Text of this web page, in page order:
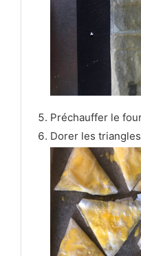
Préchauffer le
Dorer les